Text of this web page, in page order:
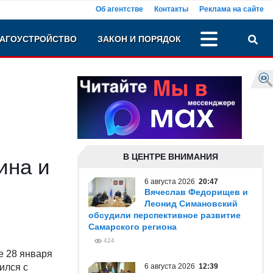
Об агентстве Контакты Реклама на сайте
ЗАКОН И ПОРЯДОК
и
28 января
с
В ЦЕНТРЕ ВНИМАНИЯ
6 августа 2026 20:47
Вячеслав Федорищев и
Леонид Симановский
обсудили перспективное развитие
Самарского региона
424
6 августа 2026 12:39